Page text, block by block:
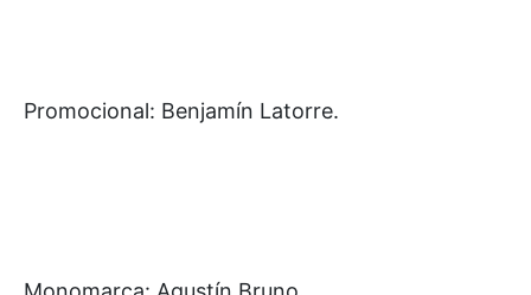
Promocional: Benjamín Latorre.